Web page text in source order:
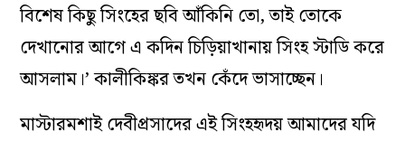
বিশেষ কিছু সিংহের ছবি আঁকিনি তো, তাই তোকে
দেখানোর আগে এ কদিন চিড়িয়াখানায় সিংহ স্টাডি করে
আসলাম।’ কালীকিঙ্কর তখন কেঁদে ভাসাচ্ছেন।
মাস্টারমশাই দেবীপ্রসাদের এই সিংহহৃদয় আমাদের যদি